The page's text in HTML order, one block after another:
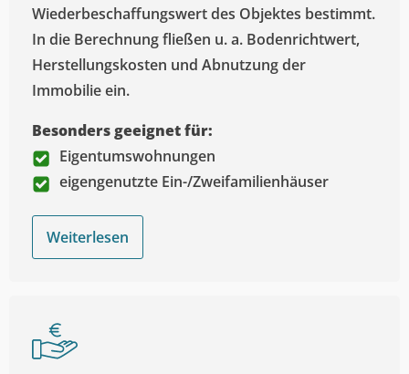
Wiederbeschaffungswert des Objektes bestimmt.
In die Berechnung fließen u. a. Bodenrichtwert,
Herstellungskosten und Abnutzung der
Immobilie ein.
Besonders geeignet für:
Eigentumswohnungen
eigengenutzte Ein-/Zweifamilienhäuser
Weiterlesen